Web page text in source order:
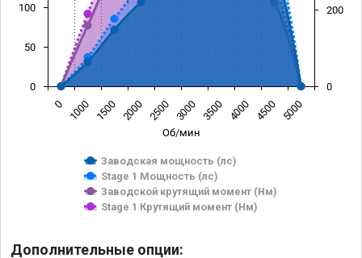
Об/мин
Заводская мощность (лс)
Stage 1 Мощность (лс)
Заводской крутящий момент (Нм)
Stage 1 Крутящий момент (Нм)
0 1000 1500 2000 2500 3000 3500 4000 4500 5000
0
50
100
0
200
Дополнительные опции: